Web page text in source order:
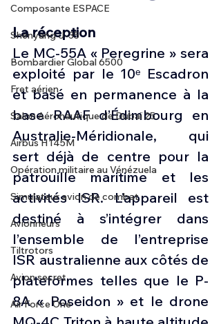
Composante ESPACE
Shenyang J-35
Bombardier Global 6500
Fret aérien
Salon Aéronautique de Dubaï 25
Airbus H145M
Opération militaire au Vénézuela
Simulateur avion de combat
Avionneurs
Tiltrotors
Avion secret
Air Force One
La réception
Le MC-55A « Peregrine » sera
exploité par le 10ᵉ Escadron
et basé en permanence à la
base RAAF d’Édimbourg en
Australie-Méridionale, qui
sert déjà de centre pour la
patrouille maritime et les
activités ISR. L’appareil est
destiné à s’intégrer dans
l’ensemble de l’entreprise
ISR australienne aux côtés de
plateformes telles que le P-
8A « Poseidon » et le drone